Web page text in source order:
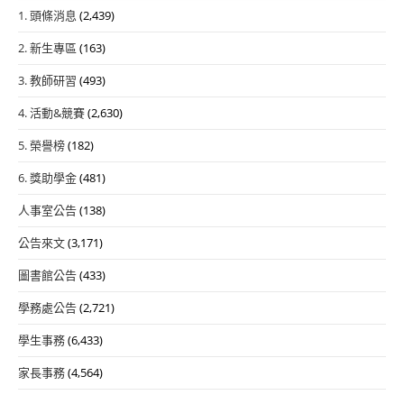
1. 頭條消息 (2,439)
2. 新生專區 (163)
3. 教師研習 (493)
4. 活動&競賽(2,630)
5. 榮譽榜(182)
6. 獎助學金(481)
人事室公告(138)
公告來文(3,171)
圖書館公告(433)
學務處公告(2,721)
學生事務(6,433)
家長事務(4,564)